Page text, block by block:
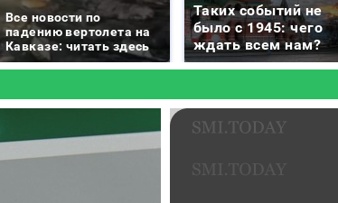
Все новости по
падению вертолета на
Кавказе: читать здесь
Таких событий не
было с 1945: чего
ждать всем нам?